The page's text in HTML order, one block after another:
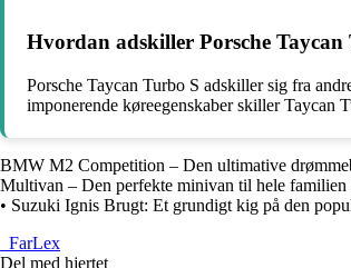
Hvordan adskiller Porsche
Porsche Taycan Turbo S adskiller sig fra
imponerende køreegenskaber skiller Taycan
BMW M2 Competition – Den ultimative
Multivan – Den perfekte minivan til hele familien
• Suzuki Ignis Brugt: Et grundigt kig på den
FarLex
Del med hjertet